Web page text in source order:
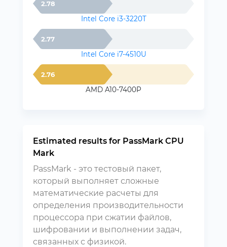
2.78
Intel Core i3-3220T
2.77
Intel Core i7-4510U
2.76
AMD A10-7400P
Estimated results for PassMark CPU
Mark
PassMark - это тестовый пакет,
который выполняет сложные
математические расчеты для
определения производительности
процессора при сжатии файлов,
шифровании и выполнении задач,
связанных с физикой.